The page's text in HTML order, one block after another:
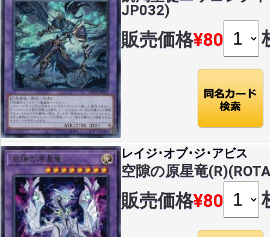
JP032)
販売価格¥80
レイジ･オブ･ジ･アビス
空隙の原星竜
販売価格¥80